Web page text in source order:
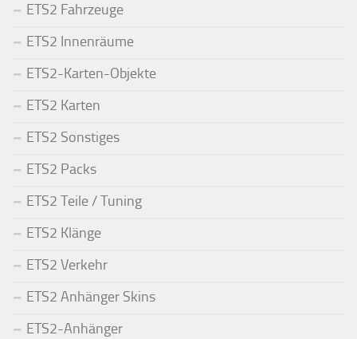
ETS2 Fahrzeuge
ETS2 Innenräume
ETS2-Karten-Objekte
ETS2 Karten
ETS2 Sonstiges
ETS2 Packs
ETS2 Teile / Tuning
ETS2 Klänge
ETS2 Verkehr
ETS2 Anhänger Skins
ETS2-Anhänger